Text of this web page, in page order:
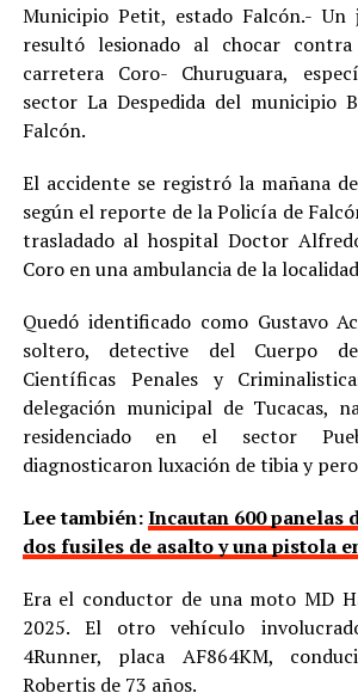
Municipio Petit, estado Falcón.- Un
resultó lesionado al chocar
carretera Coro- Churuguara,
sector La Despedida del municipio
Falcón.
El accidente se registró la mañana
según el reporte de la Policía de
trasladado al hospital Doctor
Coro en una ambulancia de la
Quedó identificado como Gustavo
soltero, detective del Cuerpo de
Científicas Penales y
delegación municipal de Tucacas,
residenciado en el sector
diagnosticaron luxación de tibia y
Lee también:Incautan 600 panelas
dos fusiles de asalto y una pistola
Era el conductor de una moto MD
2025. El otro vehículo
4Runner, placa AF864KM,
Robertis de 73 años.